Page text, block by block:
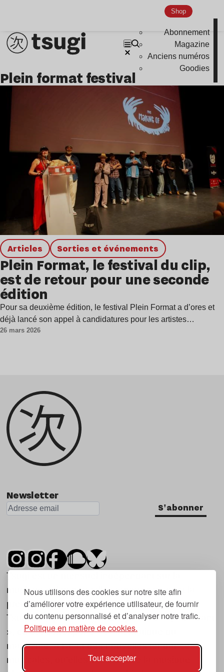
Nous utilisons des cookies sur notre site afin
d’améliorer votre expérience utilisateur, de fournir
du contenu personnalisé et d’analyser notre trafic.
Politique en matière de cookies.
Tout accepter
Shop
Abonnement
Magazine
Anciens numéros
Goodies
plein format festival
Articles Sorties et événements
Plein Format, le festival du clip,
est de retour pour une seconde
édition
Pour sa deuxième édition, le festival Plein Format a d’ores et
déjà lancé son appel à candidatures pour les artistes…
26 mars 2026
Newsletter
S'abonner
Tsugi est un mensuel indépendant sur la
musique et les nouvelles tendances, dont la
première parution date de 2007.
Tsugi en japonais signifie « prochain », « suivant
», ce qui correspond à la thématique du
magazine, à l’affût des nouvelles tendances
musicales, qu’elles viennent de la musique